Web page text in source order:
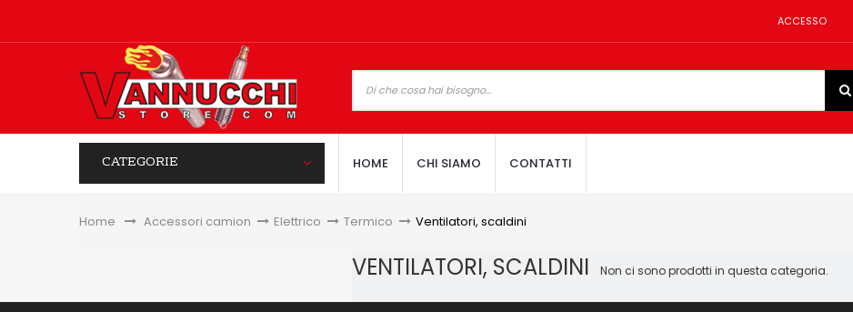
ACCESSO
CATEGORIE HOME CHI SIAMO CONTATTI
Home &gt;Accessori camion > Elettrico > Termico > Ventilatori, scaldini
VENTILATORI, SCALDINI Non ci sono prodotti in questa categoria.